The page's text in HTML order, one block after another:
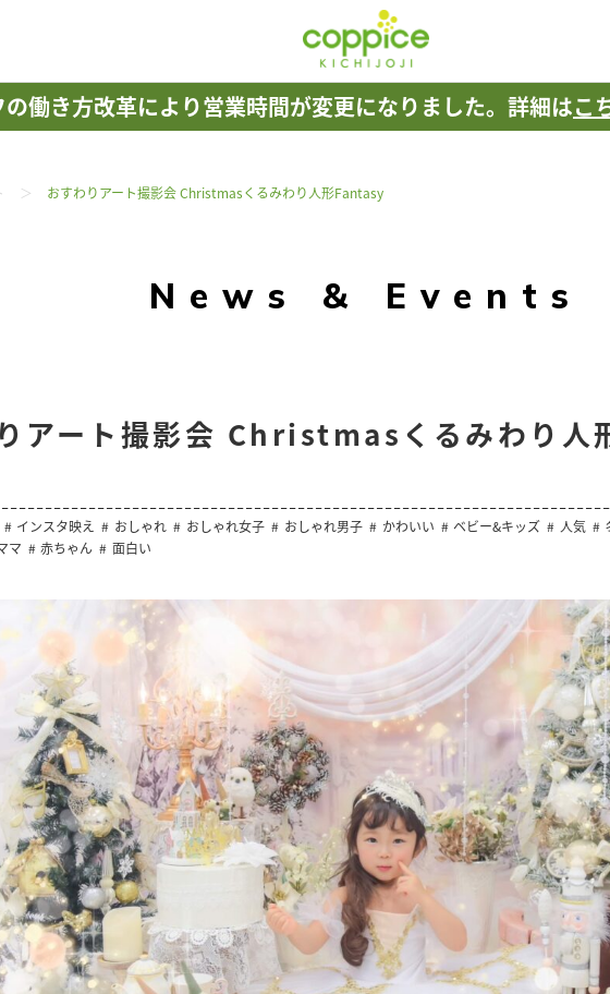
働き方改革により営業時間が変更になりました。 詳細はこ
おすわりアート撮影会 Christmasくるみわり人形Fantasy
News & Events
アート撮影会 Christmasくるみわり
インスタ映え おしゃれ おしゃれ女子 おしゃれ男子 かわいい ベビー&キッズ 人気
マ 赤ちゃん 面白い